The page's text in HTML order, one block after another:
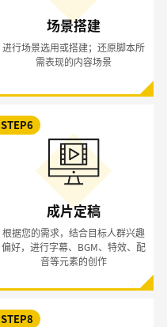
场景搭建
进行场景选用或搭建；还原脚本所
需表现的内容场景
STEP6
成片定稿
根据您的需求，结合目标人群兴趣
偏好，进行字幕、BGM、特效、配
音等元素的创作
STEP8